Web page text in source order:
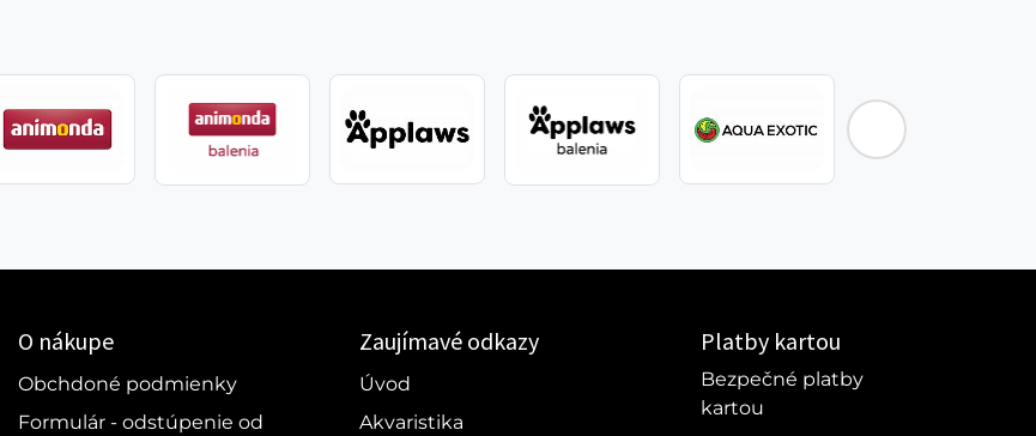
O nákupe
Obchdoné podmienky
Formulár - odstúpenie od
Zaujímavé odkazy
Úvod
Akvaristika
Platby kartou
Bezpečné platby
kartou